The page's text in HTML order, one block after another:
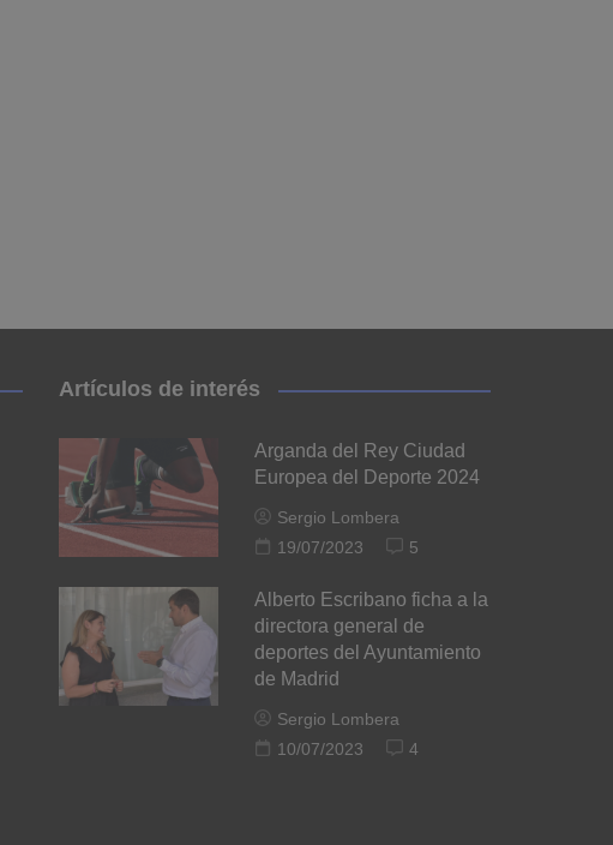
Artículos de interés
Arganda del Rey Ciudad
Europea del Deporte 2024
Sergio Lombera
19/07/2023
5
Alberto Escribano ficha a la
directora general de
deportes del Ayuntamiento
de Madrid
Sergio Lombera
10/07/2023
4